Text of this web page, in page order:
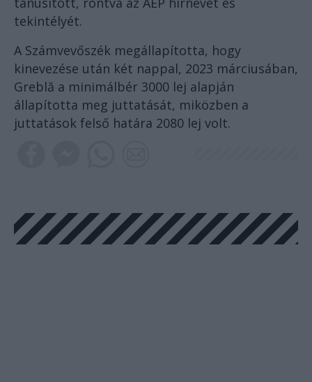
tekintélyét.
A Számvevőszék megállapította, hogy
kinevezése után két nappal, 2023 márciusában,
Greblă a minimálbér 3000 lej alapján
állapította meg juttatását, miközben a
juttatások felső határa 2080 lej volt.